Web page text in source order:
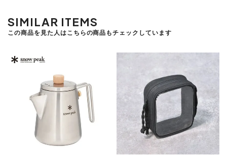
SIMILAR ITEMS
この商品を見た人はこちらの商品もチェックしています